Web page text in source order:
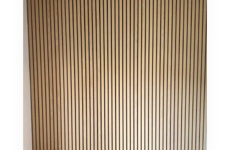
RING 86 10 24 24